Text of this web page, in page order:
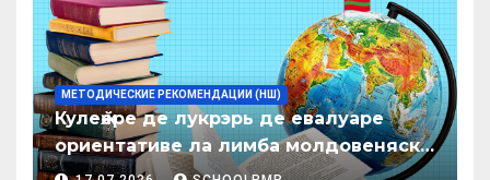
МЕТОДИЧЕСКИЕ РЕКОМЕНДАЦИИ (НШ)
Кулеӂере де лукрэрь де евалуаре
ориентативе ла лимба молдовеняскэ
пентру елевий класелор примаре але